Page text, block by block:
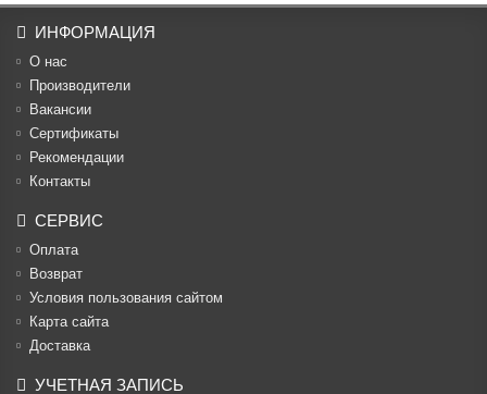
ИНФОРМАЦИЯ
О нас
Производители
Вакансии
Cертификаты
Рекомендации
Контакты
СЕРВИС
Оплата
Возврат
Условия пользования сайтом
Карта сайта
Доставка
УЧЕТНАЯ ЗАПИСЬ